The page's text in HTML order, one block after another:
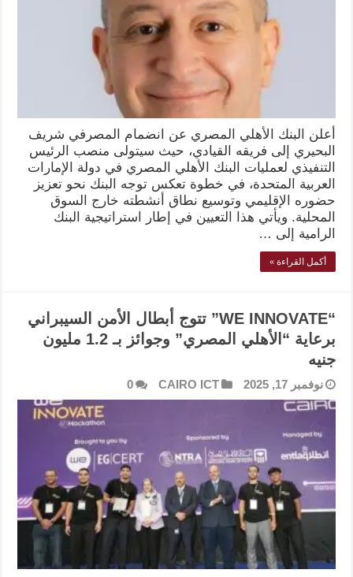
أعلن البنك الأهلي المصري عن انضمام المصرفي شريف
البحيري إلى فريقه القيادي، حيث سيتولى منصب الرئيس
التنفيذي لعمليات البنك الأهلي المصري في دولة الإمارات
العربية المتحدة، في خطوة تعكس توجه البنك نحو تعزيز
حضوره الإقليمي وتوسيع نطاق أنشطته خارج السوق
المحلية. ويأتي هذا التعيين في إطار استراتيجية البنك
الرامية إلى …
أكمل القراءة »
“WE INNOVATE” تتوج أبطال الأمن السيبراني
برعاية “الأهلي المصري” وجوائز بـ 1.2 مليون
جنيه
نوفمبر 17, 2025 CAIRO ICT
0